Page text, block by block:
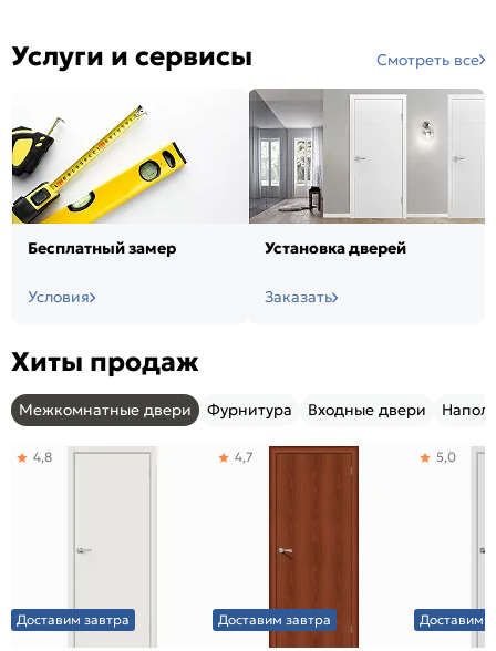
Услуги и сервисы Смотреть все
Бесплатный замер
Условия
Установка дверей
Заказать
Хиты продаж
Межкомнатные двери Фурнитура Входные двери
Доставим завтра
4,8
Доставим завтра
4,7
Доставим
5,0